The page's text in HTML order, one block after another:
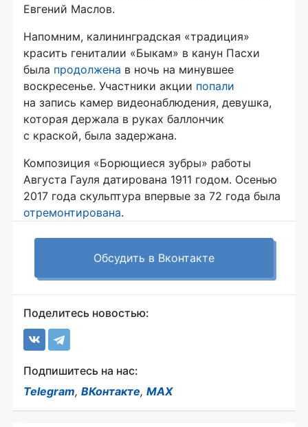
Евгений Маслов.
Напомним, калининградская «традиция»
красить гениталии «Быкам» в канун Пасхи
была продолжена в ночь на минувшее
воскресенье. Участники акции попали
на запись камер видеонаблюдения, девушка,
которая держала в руках баллончик
с краской, была задержана.
Композиция «Борющиеся зубры» работы
Августа Гауля датирована 1911 годом. Осенью
2017 года скульптура впервые за 72 года была
отремонтирована.
Обсудить в Вконтакте
Поделитесь новостью:
Подпишитесь на нас:
Telegram, ВКонтакте, MAX